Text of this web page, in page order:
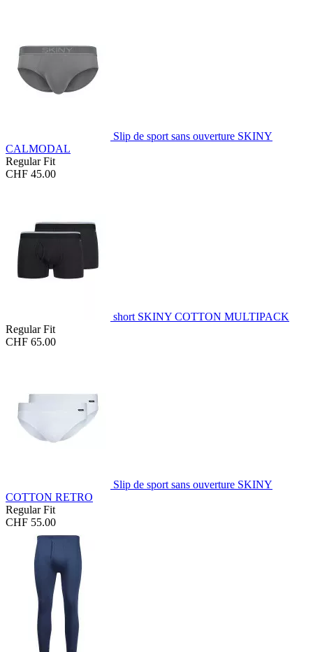
Slip de sport sans ouverture SKINY
CALMODAL
Regular Fit
CHF 45.00
short SKINY COTTON MULTIPACK
Regular Fit
CHF 65.00
Slip de sport sans ouverture SKINY
COTTON RETRO
Regular Fit
CHF 55.00